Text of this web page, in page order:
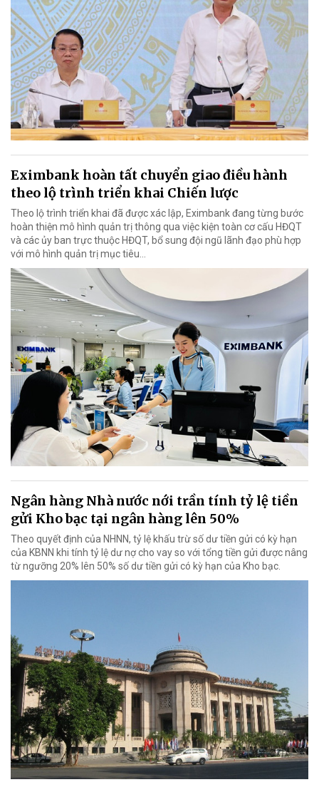
Eximbank hoàn tất chuyển giao điều hành
theo lộ trình triển khai Chiến lược
Theo lộ trình triển khai đã được xác lập, Eximbank đang từng bước
hoàn thiện mô hình quản trị thông qua việc kiện toàn cơ cấu HĐQT
và các ủy ban trực thuộc HĐQT, bổ sung đội ngũ lãnh đạo phù hợp
với mô hình quản trị mục tiêu...
Ngân hàng Nhà nước nới trần tính tỷ lệ tiền
gửi Kho bạc tại ngân hàng lên 50%
Theo quyết định của NHNN, tỷ lệ khấu trừ số dư tiền gửi có kỳ hạn
của KBNN khi tính tỷ lệ dư nợ cho vay so với tổng tiền gửi được nâng
từ ngưỡng 20% lên 50% số dư tiền gửi có kỳ hạn của Kho bạc.